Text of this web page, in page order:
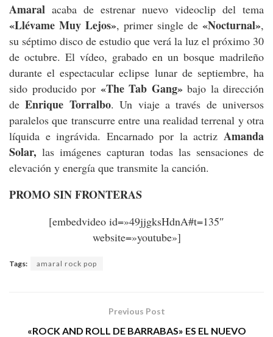
Amaral acaba de estrenar nuevo videoclip del tema
«Llévame Muy Lejos», primer single de «Nocturnal»,
su séptimo disco de estudio que verá la luz el próximo 30
de octubre. El vídeo, grabado en un bosque madrileño
durante el espectacular eclipse lunar de septiembre, ha
sido producido por «The Tab Gang»bajo la dirección
deEnrique Torralbo. Un viaje a través de universos
paralelos que transcurre entre una realidad terrenal y otra
líquida e ingrávida. Encarnado por la actriz Amanda
Solar, las imágenes capturan todas las sensaciones de
elevación y energía que transmite la canción.
PROMO SIN FRONTERAS
[embedvideo id=»49jjgksHdnA#t=135″
website=»youtube»]
Tags: amaral rock pop
Previous Post
«ROCK AND ROLL DE BARRABAS» ES EL NUEVO